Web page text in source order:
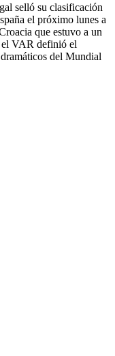
selló su clasificación
el próximo lunes a
que estuvo a un
el VAR definió el
del Mundial